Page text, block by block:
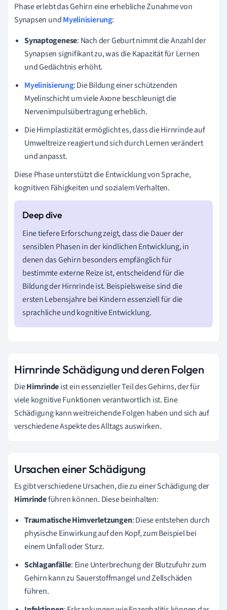
Phase erlebt das Gehirn eine erhebliche Zunahme von
Synapsen undMyelinisierung:
Synaptogenese: Nach der Geburt nimmt die Anzahl der
Synapsen signifikant zu, was die Kapazität für Lernen
und Gedächtnis erhöht.
Myelinisierung: Die Bildung einer schützenden
Myelinschicht um viele Axone beschleunigt die
Nervenimpulsübertragung erheblich.
Die Hirnplastizität ermöglicht es, dass die Hirnrinde auf
Umweltreize reagiert und sich durch Lernen verändert
und anpasst.
Diese Phase unterstützt die Entwicklung von Sprache,
kognitiven Fähigkeiten und sozialem Verhalten.
Eine tiefere Erforschung zeigt, dass die Dauer der
sensiblen Phasen in der kindlichen Entwicklung, in
denen das Gehirn besonders empfänglich für
bestimmte externe Reize ist, entscheidend für die
Bildung der Hirnrinde ist. Beispielsweise sind die
ersten Lebensjahre bei Kindern essenziell für die
sprachliche und kognitive Entwicklung.
Hirnrinde Schädigung und deren Folgen
DieHirnrindeist ein essenzieller Teil des Gehirns, der für
viele kognitive Funktionen verantwortlich ist. Eine
Schädigung kann weitreichende Folgen haben und sich auf
verschiedene Aspekte des Alltags auswirken.
Ursachen einer Schädigung
Es gibt verschiedene Ursachen, die zu einer Schädigung der
Hirnrindeführen können. Diese beinhalten:
Traumatische Hirnverletzungen: Diese entstehen durch
physische Einwirkung auf den Kopf, zum Beispiel bei
einem Unfall oder Sturz.
Schlaganfälle: Eine Unterbrechung der Blutzufuhr zum
Gehirn kann zu Sauerstoffmangel und Zellschäden
führen.